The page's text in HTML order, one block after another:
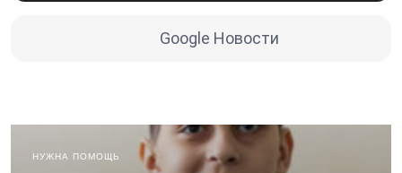
Google Новости
НУЖНА ПОМОЩЬ